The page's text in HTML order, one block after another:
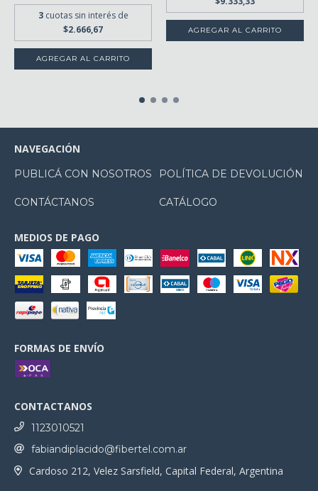
3 cuotas sin interés de
$2.666,67
NAVEGACIÓN
PUBLICÁ CON NOSOTROS POLÍTICA DE DEVOLUCIÓN
CONTÁCTANOS CATÁLOGO
MEDIOS DE PAGO
FORMAS DE ENVÍO
CONTACTANOS
1123010521
fabiandiplacido@fibertel.com.ar
Cardoso 212, Velez Sarsfield, Capital Federal, Argentina